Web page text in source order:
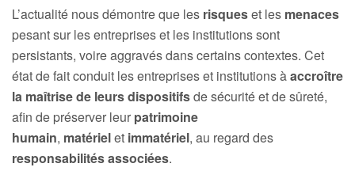
L’actualité nous démontre que les risqueset les menaces
pesant sur les entreprises et les institutions sont
persistants, voire aggravés dans certains contextes. Cet
état de fait conduit les entreprises et institutions àaccroître
la maîtrise de leurs dispositifsde sécurité et de sûreté,
afin de préserver leur patrimoine
humain, matérielet immatériel, au regard des
responsabilités associées.